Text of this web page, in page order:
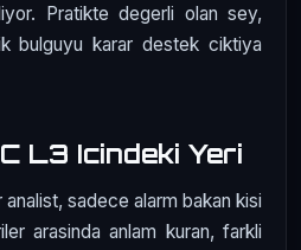
Pratikte degerli olan sey,
bulguyu karar destek ciktiya
L3 Icindeki Yeri
sadece alarm bakan kisi
arasinda anlam kuran, farkli